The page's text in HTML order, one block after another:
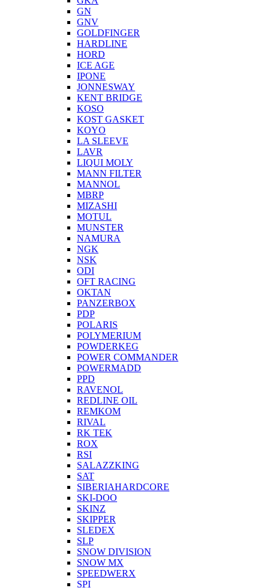
GN
GNV
GOLDFINGER
HARDLINE
HORD
ICE AGE
IPONE
JONNESWAY
KENT BRIDGE
KOSO
KOST GASKET
KOYO
LA SLEEVE
LAVR
LIQUI MOLY
MANN FILTER
MANNOL
MBRP
MIZASHI
MOTUL
MUNSTER
NAMURA
NGK
NSK
ODI
OFT RACING
OKTAN
PANZERBOX
PDP
POLARIS
POLYMERIUM
POWDERKEG
POWER COMMANDER
POWERMADD
PPD
RAVENOL
REDLINE OIL
REMKOM
RIVAL
RK TEK
ROX
RSI
SALAZZKING
SAT
SIBERIAHARDCORE
SKI-DOO
SKINZ
SKIPPER
SLEDEX
SLP
SNOW DIVISION
SNOW MX
SPEEDWERX
SPI